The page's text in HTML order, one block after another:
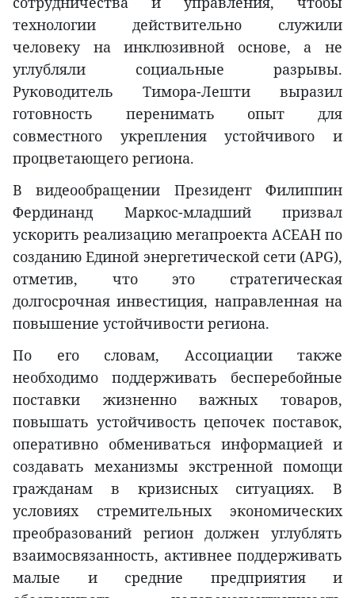
технологии действительно служили
человеку на инклюзивной основе, а не
углубляли социальные разрывы.
Руководитель Тимора-Лешти выразил
готовность перенимать опыт для
совместного укрепления устойчивого и
процветающего региона.
В видеообращении Президент Филиппин
Фердинанд Маркос-младший призвал
ускорить реализацию мегапроекта АСЕАН по
созданию Единой энергетической сети (APG),
отметив, что это стратегическая
долгосрочная инвестиция, направленная на
повышение устойчивости региона.
По его словам, Ассоциации также
необходимо поддерживать бесперебойные
поставки жизненно важных товаров,
повышать устойчивость цепочек поставок,
оперативно обмениваться информацией и
создавать механизмы экстренной помощи
гражданам в кризисных ситуациях. В
условиях стремительных экономических
преобразований регион должен углублять
взаимосвязанность, активнее поддерживать
малые и средние предприятия и